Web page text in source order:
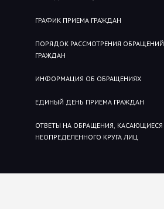
ГРАФИК ПРИЕМА ГРАЖДАН
ПОРЯДОК РАССМОТРЕНИЯ ОБРАЩЕНИЙ
ГРАЖДАН
ИНФОРМАЦИЯ ОБ ОБРАЩЕНИЯХ
ЕДИНЫЙ ДЕНЬ ПРИЕМА ГРАЖДАН
ОТВЕТЫ НА ОБРАЩЕНИЯ, КАСАЮЩИЕСЯ
НЕОПРЕДЕЛЕННОГО КРУГА ЛИЦ